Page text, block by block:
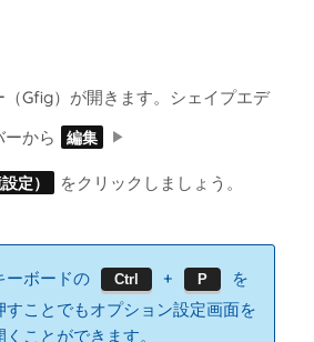
Gfig）が開きます。シェイプエデ
ーから
編集
定） をクリックしましょう。
ーボードの Ctrl + P
を
すことでもオプション設定画面を
くことができます。